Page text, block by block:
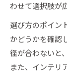
わせて選択肢が
選び方のポイン
かどうかを確認
径が合わないと
また、インテリ